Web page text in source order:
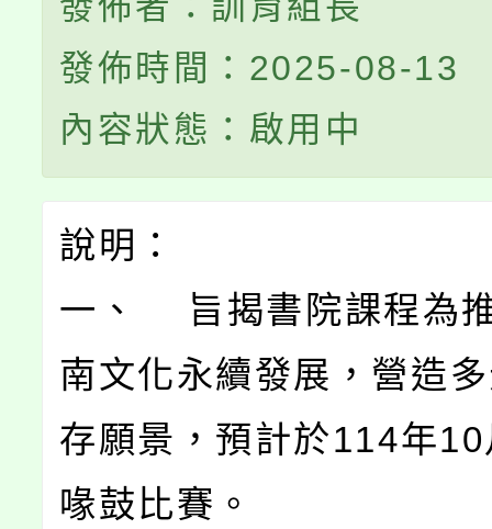
發佈時間：2025-08-13
內容狀態：啟用中
說明：
一、 旨揭書院課程為
南文化永續發展，營造
存願景，預計於114年
喙鼓比賽。